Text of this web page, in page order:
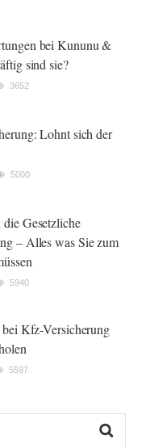
bei Kununu &
sind sie?
3652
Lohnt sich der
5000
Gesetzliche
– Alles was Sie zum
5940
Kfz-Versicherung
5597